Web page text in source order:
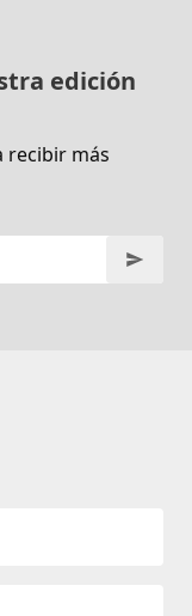
edición
recibir más